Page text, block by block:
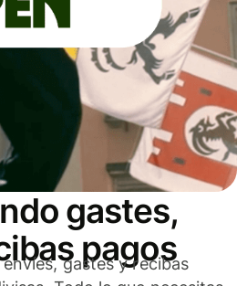
gastes,
pagos
gastes y recibas